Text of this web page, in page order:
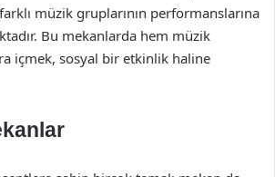
müzik gruplarının performanslarına
Bu mekanlarda hem müzik
içmek, sosyal bir etkinlik haline